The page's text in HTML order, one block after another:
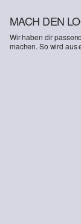
MACH DEN
Wir haben dir
machen. So wird aus